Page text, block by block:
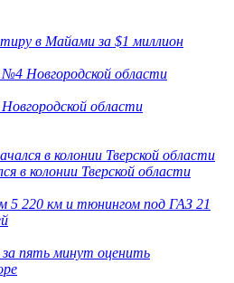
в Майами за $1 миллион
области
в колонии Тверской области
5 220 км и тюнингом под ГАЗ 21
за пять минут оценить